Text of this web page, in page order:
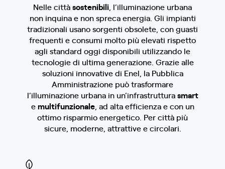
Nelle cittàsostenibili , l’illuminazione urbana
non inquina e non spreca energia. Gli impianti
tradizionali usano sorgenti obsolete, con guasti
frequenti e consumi molto più elevati rispetto
agli standard oggi disponibili utilizzando le
tecnologie di ultima generazione. Grazie alle
soluzioni innovative di Enel, la Pubblica
Amministrazione può trasformare
l’illuminazione urbana in un’infrastrutturasmart
emultifunzionale, ad alta efficienza e con un
ottimo risparmio energetico. Per città più
sicure, moderne, attrattive e circolari.